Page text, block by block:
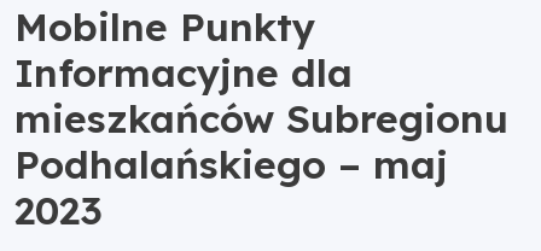
Mobilne Punkty
Informacyjne dla
mieszkańców Subregionu
Podhalańskiego – maj
2023